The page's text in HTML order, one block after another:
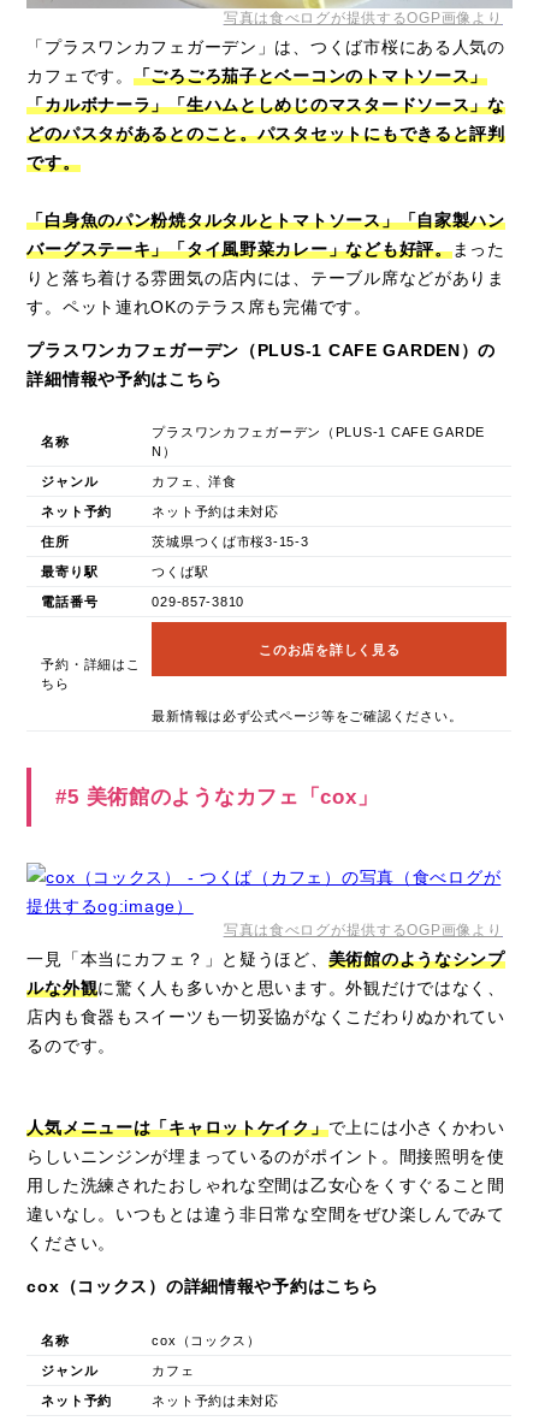
写真は食べログが提供するOGP画像より
「プラスワンカフェガーデン」は、つくば市桜にある人気の
カフェです。 「ごろごろ茄子とベーコンのトマトソース」
「カルボナーラ」「生ハムとしめじのマスタードソース」な
どのパスタがあるとのこと。パスタセットにもできると評判
です。
「白身魚のパン粉焼タルタルとトマトソース」「自家製ハン
バーグステーキ」「タイ風野菜カレー」なども好評。まった
りと落ち着ける雰囲気の店内には、テーブル席などがありま
す。ペット連れOKのテラス席も完備です。
プラスワンカフェガーデン（PLUS-1 CAFE GARDEN）の
詳細情報や予約はこちら
名称
プラスワンカフェガーデン（PLUS-1 CAFE GARDE
N）
ジャンル カフェ、洋食
ネット予約 ネット予約は未対応
住所 茨城県つくば市桜3-15-3
最寄り駅 つくば駅
電話番号 029-857-3810
予約・詳細はこ
ちら
このお店を詳しく見る
最新情報は必ず公式ページ等をご確認ください。
#5 美術館のようなカフェ「cox」
写真は食べログが提供するOGP画像より
一見「本当にカフェ？」と疑うほど、 美術館のようなシンプ
ルな外観に驚く人も多いかと思います。外観だけではなく、
店内も食器もスイーツも一切妥協がなくこだわりぬかれてい
るのです。
人気メニューは「キャロットケイク」で上には小さくかわい
らしいニンジンが埋まっているのがポイント。間接照明を使
用した洗練されたおしゃれな空間は乙女心をくすぐること間
違いなし。いつもとは違う非日常な空間をぜひ楽しんでみて
ください。
cox（コックス）の詳細情報や予約はこちら
名称 cox（コックス）
ジャンル カフェ
ネット予約 ネット予約は未対応